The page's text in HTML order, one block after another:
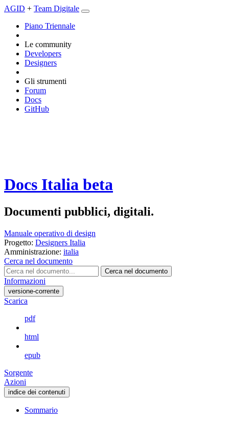
AGID + Team Digitale
Piano Triennale
Le community
Developers
Designers
Gli strumenti
Forum
Docs
GitHub
Docs Italia beta
Documenti pubblici, digitali.
Manuale operativo di design
Progetto: Designers Italia
Amministrazione: italia
Cerca nel documento
Cerca nel documento
Informazioni
versione-corrente
Scarica
pdf
html
epub
Sorgente
Azioni
indice dei contenuti
Sommario